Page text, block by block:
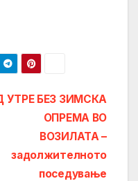
УТРЕ БЕЗ ЗИМСКА
ОПРЕМА ВО
ВОЗИЛАТА –
задолжителното
поседување